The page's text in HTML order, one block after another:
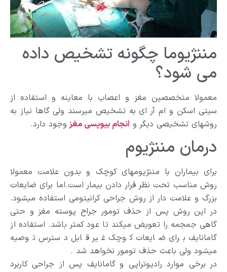
مننژیوما چگونه تشخیص داده
می شود؟
معمولا متخصصین مغز و اعصاب با معاینه و استفاده از
سیتی اسکن و ام آر ای به تشخیص میرسند ولی گاها نیاز به
روشهای تشخیصی دیگر و انجام بیوپسی مغز وجود دارد.
درمان مننژیوم
برای بیماران با مننژیومهای کوچک و بدون علامت معمولا
روش مناسب تحت نظر قرار دادن بیمار است.اما برای ضایعات
بزرگ و علامت دار از روش جراحی کرانیتومی استفاده میشود.
در این روش پس از حذف تومور جراح پوسته مغز و حتی
گاهی جمجمه را تعویض میکند تا عود کمتر باشد. استفاده از
گامانایف برای ضایعات کوچک غیر قابل دسترس توصیه
میشود ولی باعث حذف تومور نخواهد شد .
در برخی موارد رادیوتراپی و گامانایف پس از جراحی کاربرد